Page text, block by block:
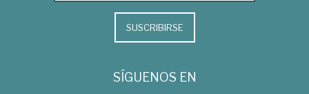
SUSCRIBIRSE
SÍGUENOS EN